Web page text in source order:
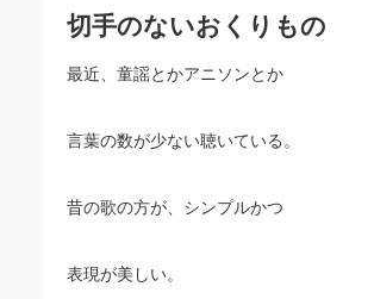
切手のないおくりもの
最近、童謡とかアニソンとか
言葉の数が少ない聴いている。
昔の歌の方が、シンプルかつ
表現が美しい。